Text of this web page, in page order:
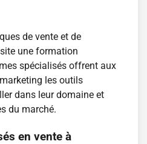
de vente et de
une formation
spécialisés offrent aux
les outils
dans leur domaine et
du marché.
en vente à